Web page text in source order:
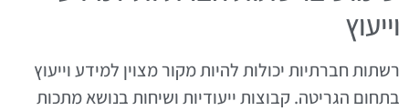
וייעוץ
רשתות חברתיות יכולות להיות מקור מצוין למידע וייעוץ
בתחום הגריטה. קבוצות ייעודיות ושיחות בנושא מתכות